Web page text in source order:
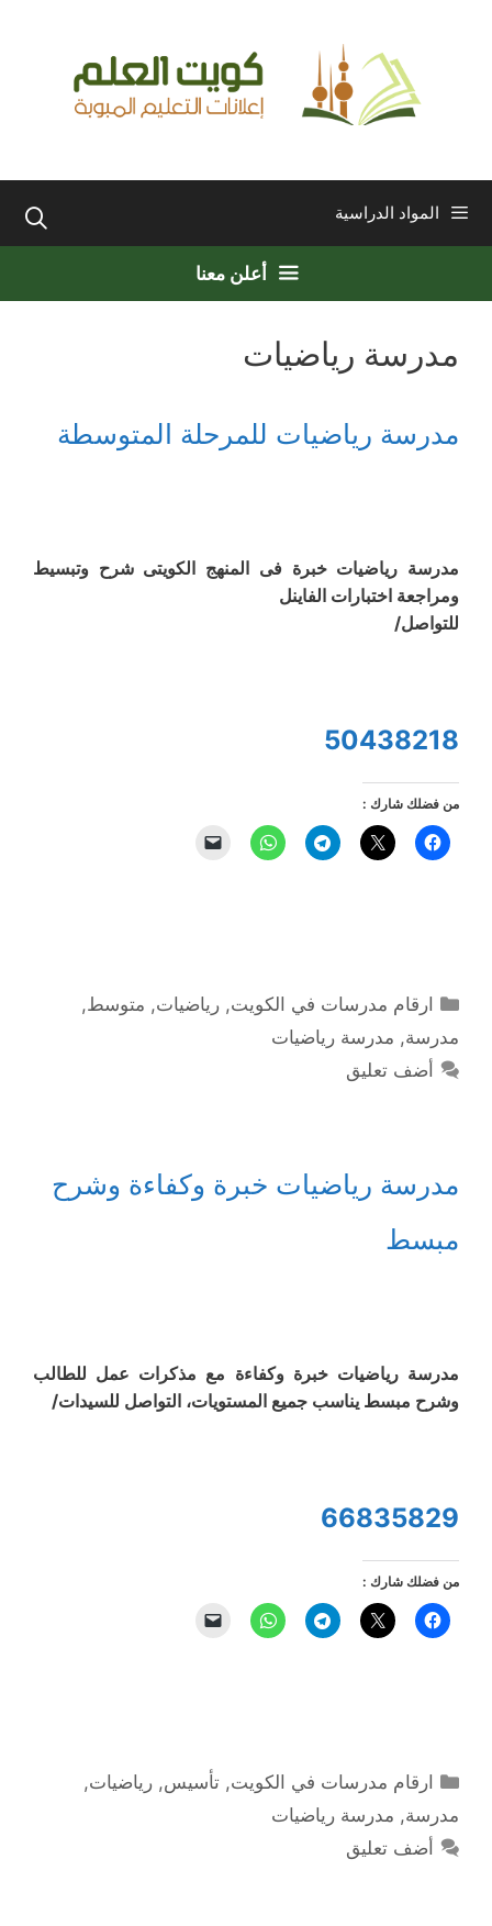
المواد الدراسية
أعلن معنا
مدرسة رياضيات
مدرسة رياضيات للمرحلة المتوسطة
مدرسة رياضيات خبرة فى المنهج الكويتى شرح وتبسيط
ومراجعة اختبارات الفاينل
للتواصل/
50438218
من فضلك شارك :
التصنيفات
ارقام مدرسات في الكويت,رياضيات, متوسط,
مدرسة, مدرسة رياضيات
أضف تعليق
مدرسة رياضيات خبرة وكفاءة وشرح
مبسط
مدرسة رياضيات خبرة وكفاءة مع مذكرات عمل للطالب
وشرح مبسط يناسب جميع المستويات، التواصل للسيدات/
66835829
من فضلك شارك :
التصنيفات
ارقام مدرسات في الكويت,تأسيس,رياضيات,
مدرسة, مدرسة رياضيات
أضف تعليق